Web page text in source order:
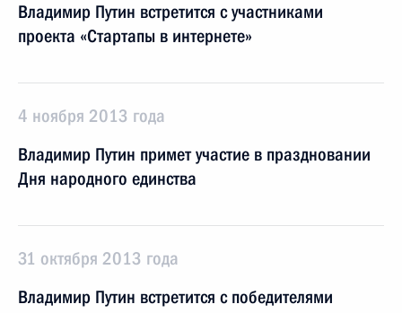
Владимир Путин встретится с участниками
проекта «Стартапы в интернете»
4 ноября 2013 года
Владимир Путин примет участие в праздновании
Дня народного единства
31 октября 2013 года
Владимир Путин встретится с победителями